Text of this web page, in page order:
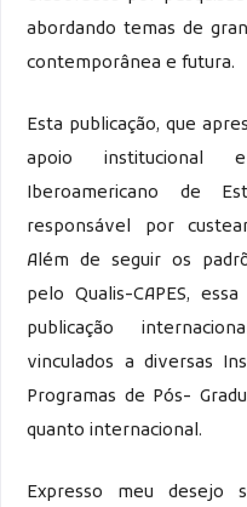
abordando temas de
contemporânea e futura.
Esta publicação, que
apoio institucional
Iberoamericano de
responsável por
Além de seguir os
pelo Qualis-CAPES,
publicação
vinculados a diversas
Programas de Pós-
quanto internacional.
Expresso meu